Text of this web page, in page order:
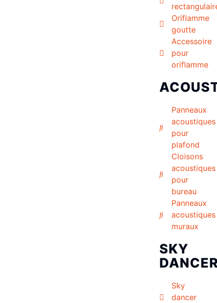
Oriflamme
goutte
Accessoire
pour
oriflamme
Panneaux
acoustiques
pour
plafond
Cloisons
acoustiques
pour
bureau
Panneaux
acoustiques
muraux
SKY
Sky
dancer